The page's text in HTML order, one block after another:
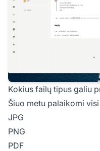
Kokius failų tipus galiu
Šiuo metu palaikomi
JPG
PNG
PDF